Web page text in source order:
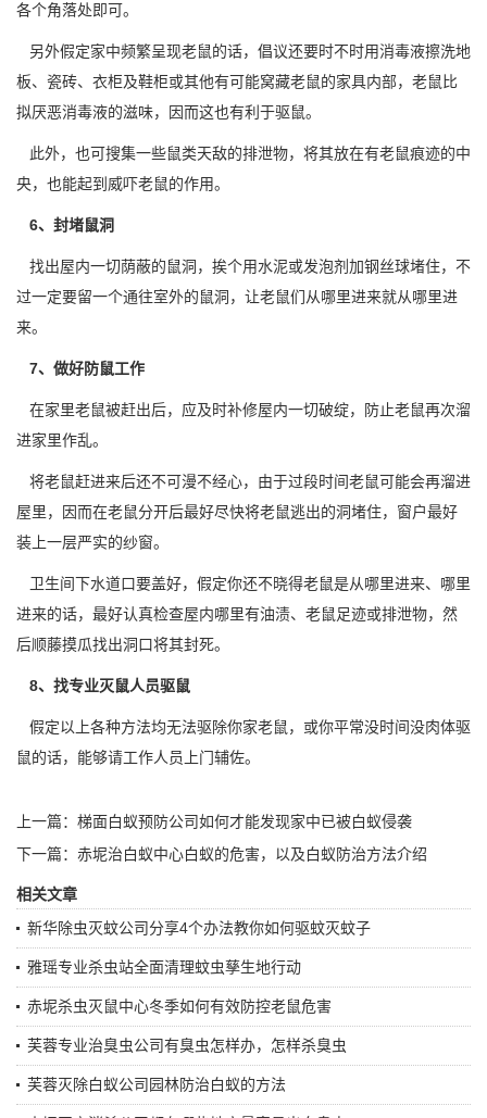
各个角落处即可。
另外假定家中频繁呈现老鼠的话，倡议还要时不时用消毒液擦洗地
板、瓷砖、衣柜及鞋柜或其他有可能窝藏老鼠的家具内部，老鼠比
拟厌恶消毒液的滋味，因而这也有利于驱鼠。
此外，也可搜集一些鼠类天敌的排泄物，将其放在有老鼠痕迹的中
央，也能起到威吓老鼠的作用。
6、封堵鼠洞
找出屋内一切荫蔽的鼠洞，挨个用水泥或发泡剂加钢丝球堵住，不
过一定要留一个通往室外的鼠洞，让老鼠们从哪里进来就从哪里进
来。
7、做好防鼠工作
在家里老鼠被赶出后，应及时补修屋内一切破绽，防止老鼠再次溜
进家里作乱。
将老鼠赶进来后还不可漫不经心，由于过段时间老鼠可能会再溜进
屋里，因而在老鼠分开后最好尽快将老鼠逃出的洞堵住，窗户最好
装上一层严实的纱窗。
卫生间下水道口要盖好，假定你还不晓得老鼠是从哪里进来、哪里
进来的话，最好认真检查屋内哪里有油渍、老鼠足迹或排泄物，然
后顺藤摸瓜找出洞口将其封死。
8、找专业灭鼠人员驱鼠
假定以上各种方法均无法驱除你家老鼠，或你平常没时间没肉体驱
鼠的话，能够请工作人员上门辅佐。
上一篇： 梯面白蚁预防公司如何才能发现家中已被白蚁侵袭
下一篇： 赤坭治白蚁中心白蚁的危害，以及白蚁防治方法介绍
相关文章
新华除虫灭蚊公司分享4个办法教你如何驱蚊灭蚊子
雅瑶专业杀虫站全面清理蚊虫孳生地行动
赤坭杀虫灭鼠中心冬季如何有效防控老鼠危害
芙蓉专业治臭虫公司有臭虫怎样办，怎样杀臭虫
芙蓉灭除白蚁公司园林防治白蚁的方法